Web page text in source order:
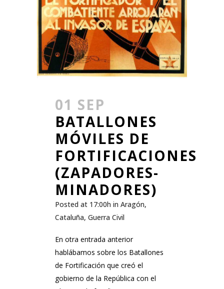
01 SEP
BATALLONES
MÓVILES DE
FORTIFICACIONES
(ZAPADORES-
MINADORES)
Posted at 17:00h in Aragón,
Cataluña, Guerra Civil
En otra entrada anterior
hablábamos sobre los Batallones
de Fortificación que creó el
gobierno de la República con el